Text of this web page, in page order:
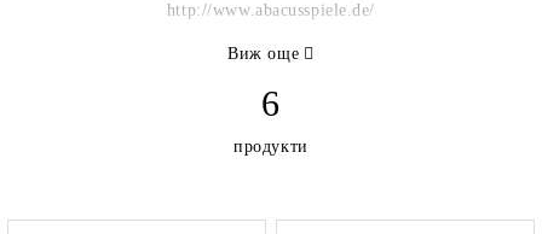
http://www.abacusspiele.de/
Виж още
6
продукти